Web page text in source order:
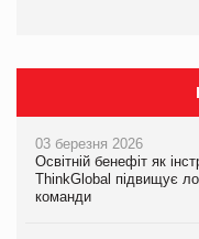
03 березня 2026
Освітній бенефіт як
ThinkGlobal підвищує
команди